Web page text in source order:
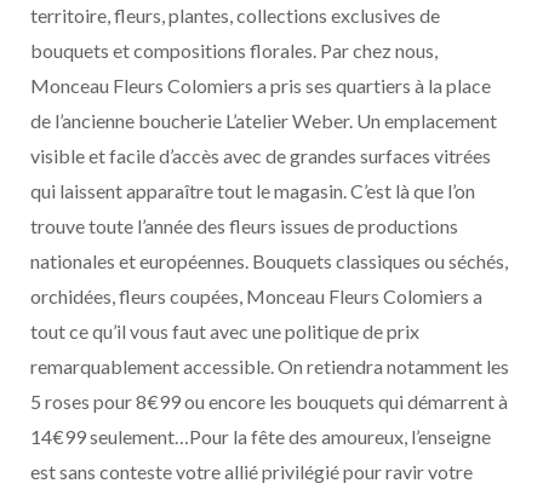
territoire, fleurs, plantes, collections exclusives de
bouquets et compositions florales. Par chez nous,
Monceau Fleurs Colomiers a pris ses quartiers à la place
de l’ancienne boucherie L’atelier Weber. Un emplacement
visible et facile d’accès avec de grandes surfaces vitrées
qui laissent apparaître tout le magasin. C’est là que l’on
trouve toute l’année des fleurs issues de productions
nationales et européennes. Bouquets classiques ou séchés,
orchidées, fleurs coupées, Monceau Fleurs Colomiers a
tout ce qu’il vous faut avec une politique de prix
remarquablement accessible. On retiendra notamment les
5 roses pour 8€99 ou encore les bouquets qui démarrent à
14€99 seulement…Pour la fête des amoureux, l’enseigne
est sans conteste votre allié privilégié pour ravir votre